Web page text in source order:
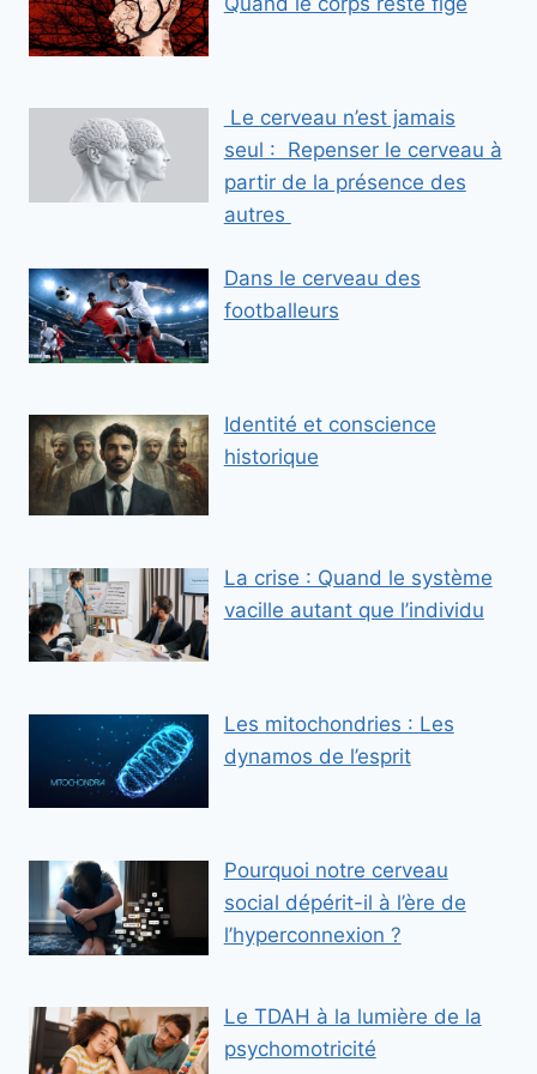
Le cerveau n’est jamais
seul : Repenser le cerveau à
partir de la présence des
autres
Dans le cerveau des
footballeurs
Identité et conscience
historique
La crise : Quand le système
vacille autant que l’individu
Les mitochondries : Les
dynamos de l’esprit
Pourquoi notre cerveau
social dépérit-il à l’ère de
l’hyperconnexion ?
Le TDAH à la lumière de la
psychomotricité